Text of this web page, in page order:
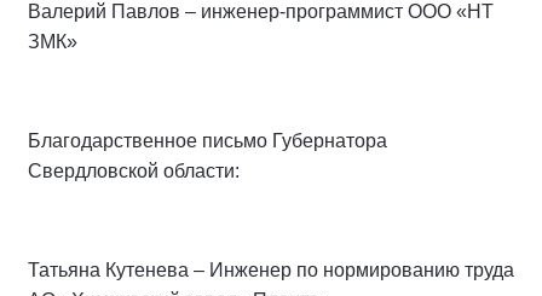
Валерий Павлов – инженер-программист ООО «НТ
ЗМК»
Благодарственное письмо Губернатора
Свердловской области:
Татьяна Кутенева – Инженер по нормированию труда